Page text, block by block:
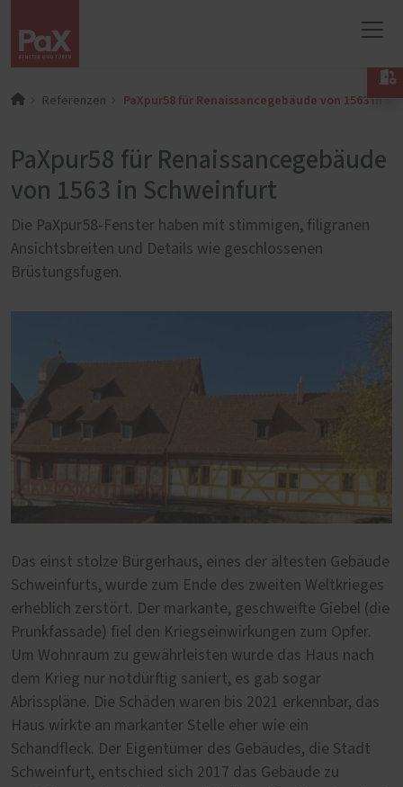
Referenzen PaXpur58 für Renaissancegebäude von 1563 in
PaXpur58 für Renaissancegebäude
von 1563 in Schweinfurt
Die PaXpur58-Fenster haben mit stimmigen, filigranen
Ansichtsbreiten und Details wie geschlossenen
Brüstungsfugen.
Das einst stolze Bürgerhaus, eines der ältesten Gebäude
Schweinfurts, wurde zum Ende des zweiten Weltkrieges
erheblich zerstört. Der markante, geschweifte Giebel (die
Prunkfassade) fiel den Kriegseinwirkungen zum Opfer.
Um Wohnraum zu gewährleisten wurde das Haus nach
dem Krieg nur notdürftig saniert, es gab sogar
Abrisspläne. Die Schäden waren bis 2021 erkennbar, das
Haus wirkte an markanter Stelle eher wie ein
Schandfleck. Der Eigentümer des Gebäudes, die Stadt
Schweinfurt, entschied sich 2017 das Gebäude zu
